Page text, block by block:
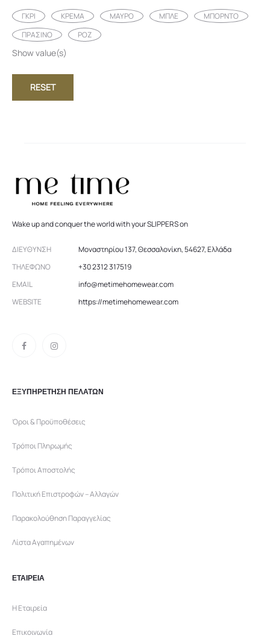
ΓΚΡΙ ΚΡΕΜΑ ΜΑΥΡΟ ΜΠΛΕ
ΜΠΟΡΝΤΟ
ΠΡΑΣΙΝΟ
ΡΟΖ
Show value(s)
RESET
Wake up and conquer the world with your SLIPPERS on
ΔΙΕΎΘΥΝΣΗ
Μοναστηρίου 137, Θεσσαλονίκη, 54627, Ελλάδα
ΤΗΛΈΦΩΝΟ
+30 2312 317519
EMAIL
info@metimehomewear.com
WEBSITE
https://metimehomewear.com
ΕΞΥΠΗΡΕΤΗΣΗ ΠΕΛΑΤΩΝ
Όροι & Προϋποθέσεις
Τρόποι Πληρωμής
Τρόποι Αποστολής
Πολιτική Επιστροφών – Αλλαγών
Παρακολούθηση Παραγγελίας
Λίστα Αγαπημένων
ΕΤΑΙΡΕΙΑ
Η Εταιρεία
Επικοινωνία